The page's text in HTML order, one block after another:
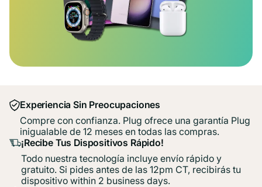
Experiencia Sin Preocupaciones
Compre con confianza. Plug ofrece una garantía Plug
inigualable de 12 meses en todas las compras.
¡Recibe Tus Dispositivos Rápido!
Todo nuestra tecnología incluye envío rápido y
gratuito. Si pides antes de las 12pm CT, recibirás tu
dispositivo within 2 business days.